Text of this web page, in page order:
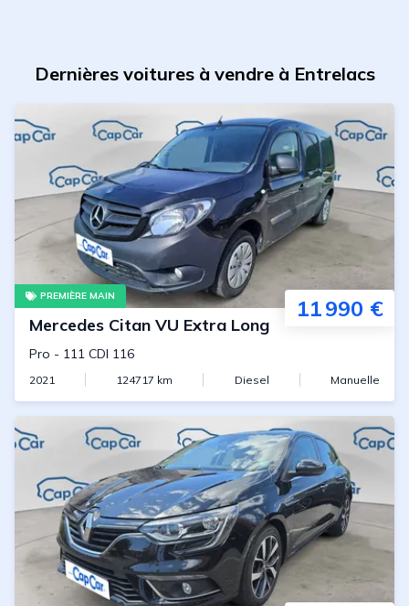
Dernières voitures à vendre à Entrelacs
PREMIÈRE MAIN 11 990 €
Mercedes Citan VU Extra Long
Pro - 111 CDI 116
2021 124717 km Diesel Manuelle